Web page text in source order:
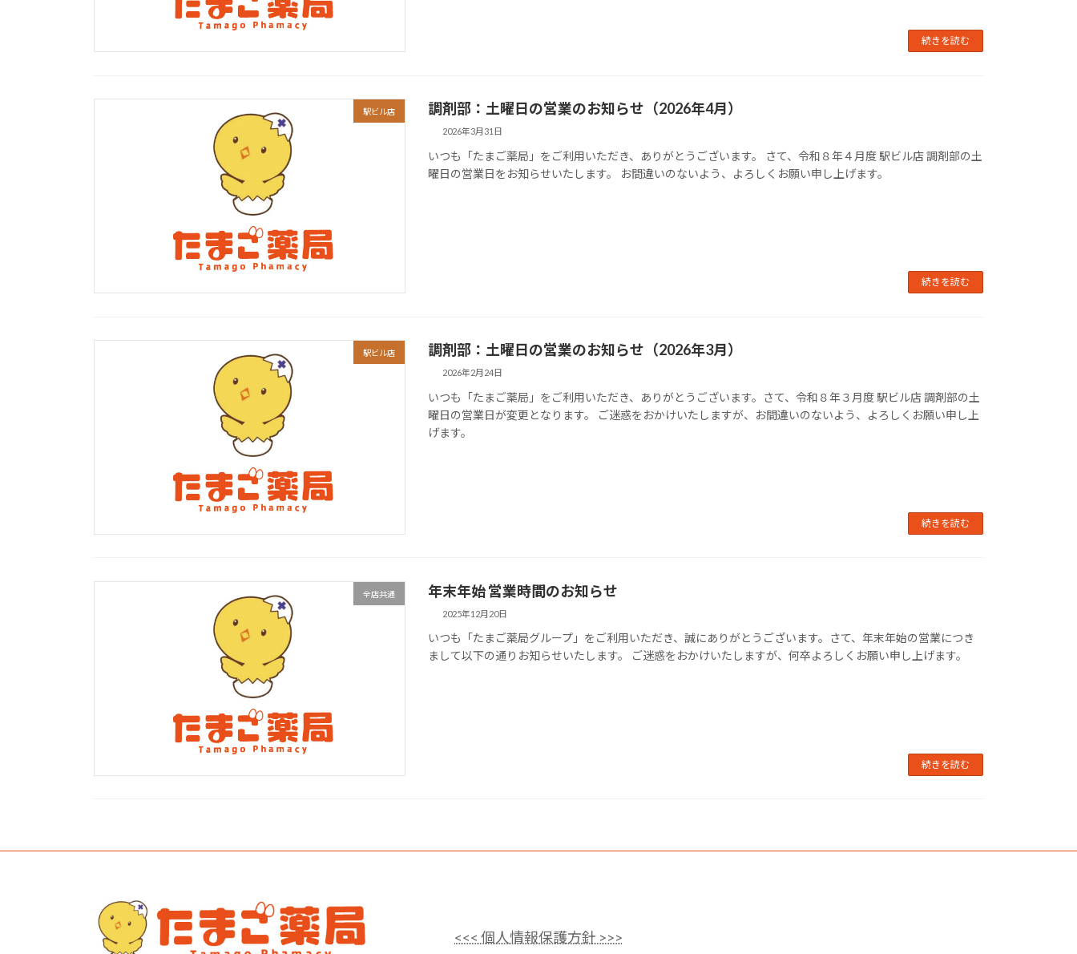
続きを読む
駅ビル店 調剤部：土曜日の営業のお知らせ（2026年4月）
2026年3月31日
いつも「たまご薬局」をご利用いただき、ありがとうございます。 さて、令和８年４月度 駅ビル店 調剤部の土
曜日の営業日をお知らせいたします。 お間違いのないよう、よろしくお願い申し上げます。
続きを読む
駅ビル店 調剤部：土曜日の営業のお知らせ（2026年3月）
2026年2月24日
いつも「たまご薬局」をご利用いただき、ありがとうございます。さて、令和８年３月度 駅ビル店 調剤部の土
曜日の営業日が変更となります。 ご迷惑をおかけいたしますが、お間違いのないよう、よろしくお願い申し上
げます。
続きを読む
全店共通 年末年始 営業時間のお知らせ
2025年12月20日
いつも「たまご薬局グループ」をご利用いただき、誠にありがとうございます。さて、年末年始の営業につき
まして以下の通りお知らせいたします。 ご迷惑をおかけいたしますが、何卒よろしくお願い申し上げます。
続きを読む
<<< 個人情報保護方針 >>>